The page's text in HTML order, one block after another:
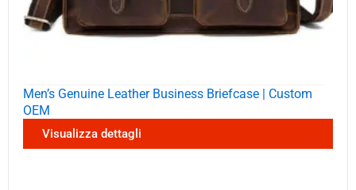
Men’s Genuine Leather Business Briefcase | Custom
OEM
Visualizza dettagli